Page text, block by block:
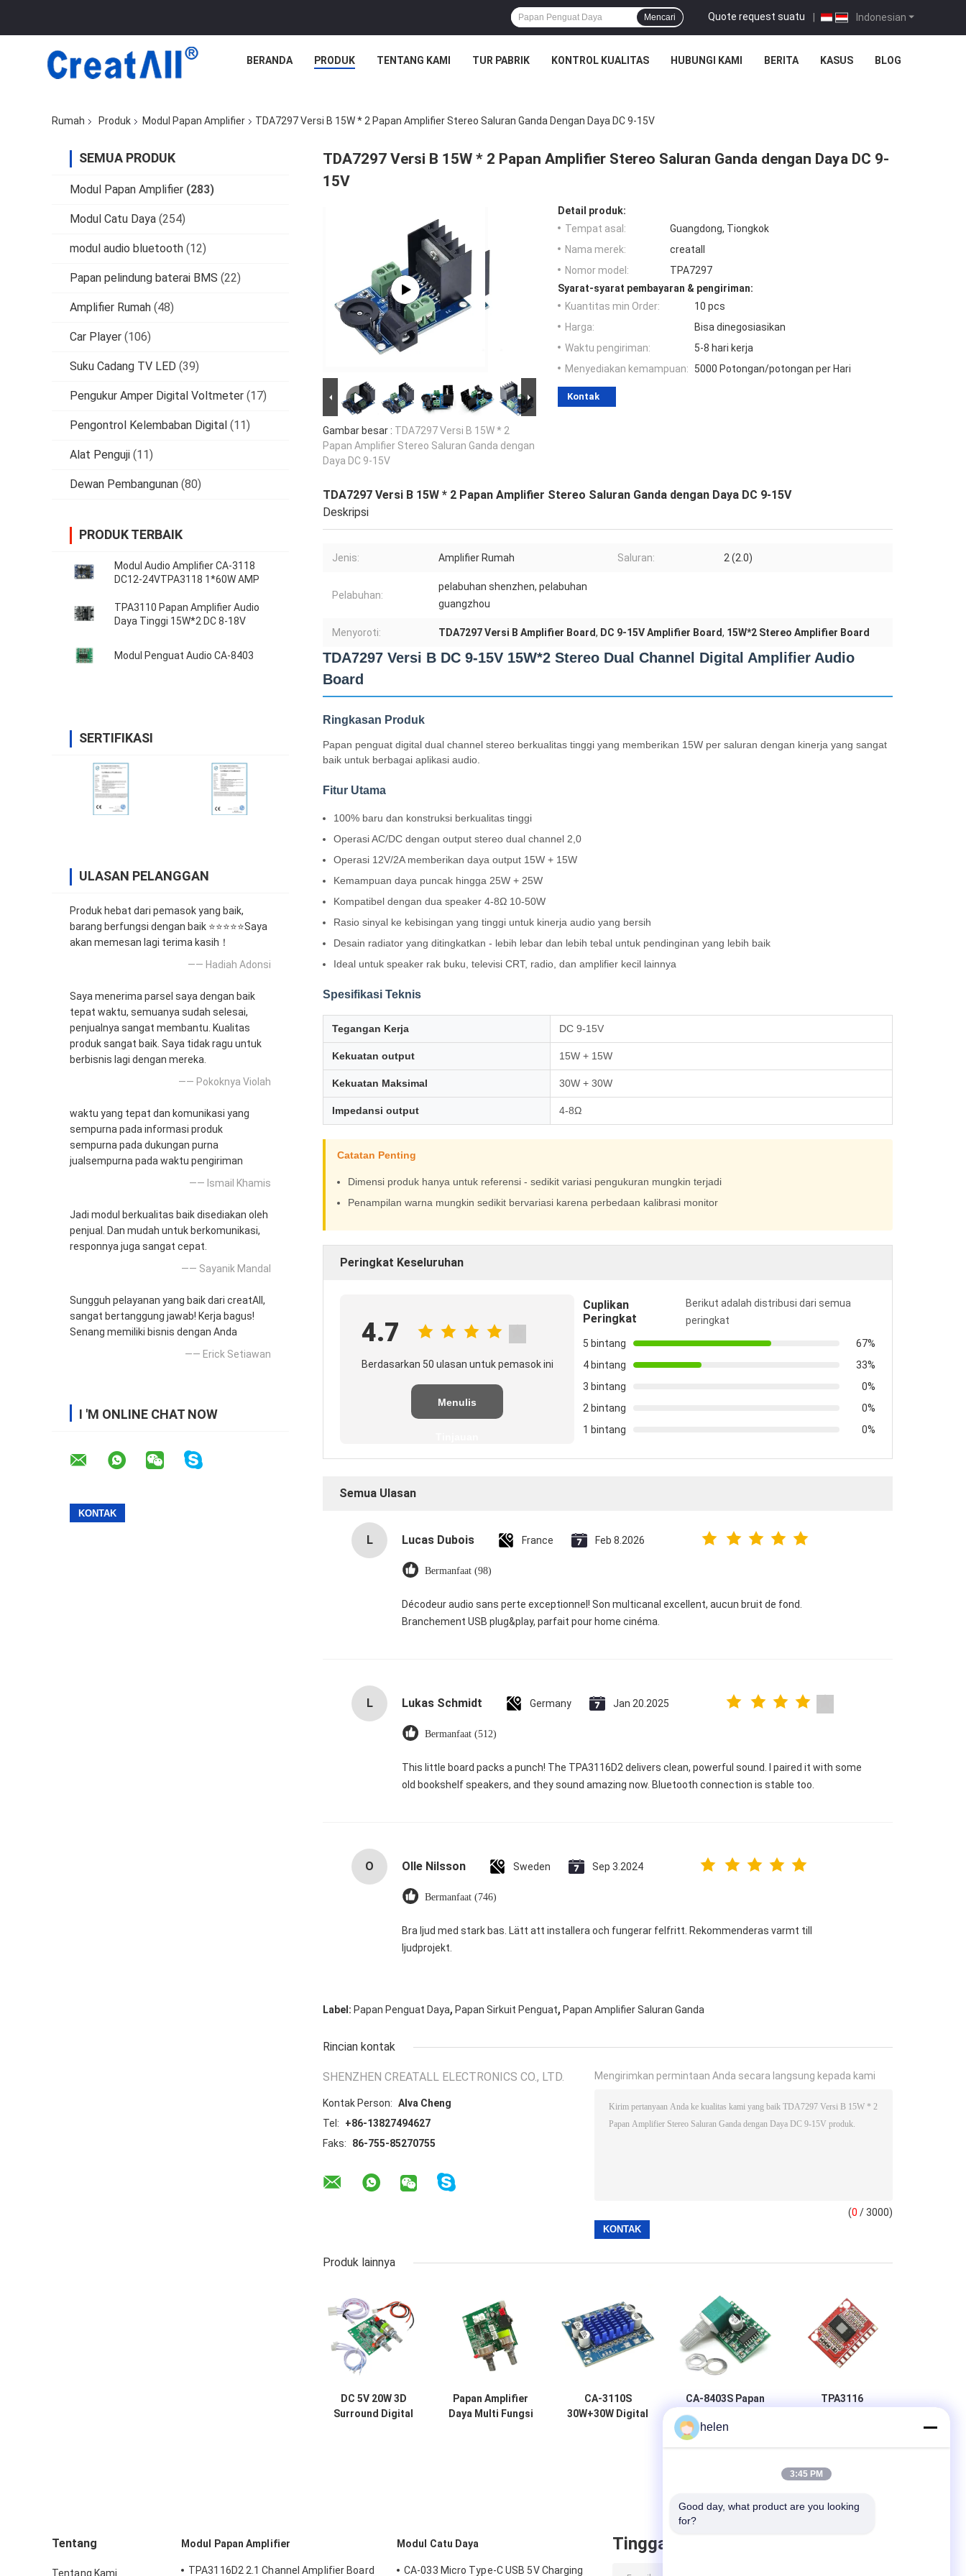
Indonesian
Quote request suatu |
Mencari
BERANDA PRODUK TENTANG KAMI TUR PABRIK KONTROL KUALITAS HUBUNGI KAMI BERITA KASUS BLOG
Rumah Produk Modul Papan Amplifier TDA7297 Versi B 15W * 2 Papan Amplifier Stereo Saluran Ganda Dengan Daya DC 9-15V
SEMUA PRODUK
Modul Papan Amplifier (283)
Modul Catu Daya (254)
modul audio bluetooth (12)
Papan pelindung baterai BMS (22)
Amplifier Rumah (48)
Car Player (106)
Suku Cadang TV LED (39)
Pengukur Amper Digital Voltmeter (17)
Pengontrol Kelembaban Digital (11)
Alat Penguji (11)
Dewan Pembangunan (80)
PRODUK TERBAIK
Modul Audio Amplifier CA-3118
DC12-24VTPA3118 1*60W AMP
TPA3110 Papan Amplifier Audio
Daya Tinggi 15W*2 DC 8-18V
Modul Penguat Audio CA-8403
SERTIFIKASI
ULASAN PELANGGAN
Produk hebat dari pemasok yang baik,
barang berfungsi dengan baik ⭐⭐⭐⭐⭐Saya
akan memesan lagi terima kasih！
—— Hadiah Adonsi
Saya menerima parsel saya dengan baik
tepat waktu, semuanya sudah selesai,
penjualnya sangat membantu. Kualitas
produk sangat baik. Saya tidak ragu untuk
berbisnis lagi dengan mereka.
—— Pokoknya Violah
waktu yang tepat dan komunikasi yang
sempurna pada informasi produk
sempurna pada dukungan purna
jualsempurna pada waktu pengiriman
—— Ismail Khamis
Jadi modul berkualitas baik disediakan oleh
penjual. Dan mudah untuk berkomunikasi,
responnya juga sangat cepat.
—— Sayanik Mandal
Sungguh pelayanan yang baik dari creatAll,
sangat bertanggung jawab! Kerja bagus!
Senang memiliki bisnis dengan Anda
—— Erick Setiawan
I 'M ONLINE CHAT NOW
TDA7297 Versi B 15W * 2 Papan Amplifier Stereo Saluran Ganda dengan Daya DC 9-
15V
Gambar besar : TDA7297 Versi B 15W * 2
Papan Amplifier Stereo Saluran Ganda dengan
Daya DC 9-15V
Detail produk:
Tempat asal:
Guangdong, Tiongkok
Nama merek:
creatall
Nomor model:
TPA7297
Syarat-syarat pembayaran & pengiriman:
Kuantitas min Order:
10 pcs
Harga:
Bisa dinegosiasikan
Waktu pengiriman:
5-8 hari kerja
Menyediakan kemampuan:
5000 Potongan/potongan per Hari
Kontak
TDA7297 Versi B 15W * 2 Papan Amplifier Stereo Saluran Ganda dengan Daya DC 9-15V
Deskripsi
Jenis: Amplifier Rumah Saluran: 2 (2.0)
Pelabuhan:
pelabuhan shenzhen, pelabuhan
guangzhou
Menyoroti: TDA7297 Versi B Amplifier Board, DC 9-15V Amplifier Board, 15W*2 Stereo Amplifier Board
TDA7297 Versi B DC 9-15V 15W*2 Stereo Dual Channel Digital Amplifier Audio
Board
Ringkasan Produk
Papan penguat digital dual channel stereo berkualitas tinggi yang memberikan 15W per saluran dengan kinerja yang sangat
baik untuk berbagai aplikasi audio.
Fitur Utama
100% baru dan konstruksi berkualitas tinggi
Operasi AC/DC dengan output stereo dual channel 2,0
Operasi 12V/2A memberikan daya output 15W + 15W
Kemampuan daya puncak hingga 25W + 25W
Kompatibel dengan dua speaker 4-8Ω 10-50W
Rasio sinyal ke kebisingan yang tinggi untuk kinerja audio yang bersih
Desain radiator yang ditingkatkan - lebih lebar dan lebih tebal untuk pendinginan yang lebih baik
Ideal untuk speaker rak buku, televisi CRT, radio, dan amplifier kecil lainnya
Spesifikasi Teknis
Tegangan Kerja DC 9-15V
Kekuatan output 15W + 15W
Kekuatan Maksimal 30W + 30W
Impedansi output 4-8Ω
Catatan Penting
Dimensi produk hanya untuk referensi - sedikit variasi pengukuran mungkin terjadi
Penampilan warna mungkin sedikit bervariasi karena perbedaan kalibrasi monitor
Peringkat Keseluruhan
4.7
Berdasarkan 50 ulasan untuk pemasok ini
Menulis
Cuplikan
Peringkat
Berikut adalah distribusi dari semua
peringkat
5 bintang
67%
4 bintang
33%
3 bintang
0%
2 bintang
0%
1 bintang
0%
Semua Ulasan
L Lucas Dubois France Feb 8.2026
Bermanfaat (98)
Décodeur audio sans perte exceptionnel! Son multicanal excellent, aucun bruit de fond.
Branchement USB plug&play, parfait pour home cinéma.
L Lukas Schmidt Germany Jan 20.2025
Bermanfaat (512)
This little board packs a punch! The TPA3116D2 delivers clean, powerful sound. I paired it with some
old bookshelf speakers, and they sound amazing now. Bluetooth connection is stable too.
O Olle Nilsson Sweden Sep 3.2024
Bermanfaat (746)
Bra ljud med stark bas. Lätt att installera och fungerar felfritt. Rekommenderas varmt till
ljudprojekt.
Label: Papan Penguat Daya, Papan Sirkuit Penguat, Papan Amplifier Saluran Ganda
Rincian kontak
SHENZHEN CREATALL ELECTRONICS CO., LTD.
Kontak Person: Alva Cheng
Tel:
+86-13827494627
Faks:
86-755-85270755
Mengirimkan permintaan Anda secara langsung kepada kami
(0 / 3000)
Produk lainnya
DC 5V 20W 3D
Surround Digital
Papan Amplifier
Daya Multi Fungsi
CA-3110S
30W+30W Digital
CA-8403S Papan
Digital Mini DC 5V
2 Saluran 2*3W
TPA3116
dengan DC 8V ~
Noise
Tentang
Tentang Kami
Modul Papan Amplifier
TPA3116D2 2.1 Channel Amplifier Board
Modul Catu Daya
CA-033 Micro Type-C USB 5V Charging
Tinggalkan pesan
helen
3:45 PM
Good day, what product are you looking
for?